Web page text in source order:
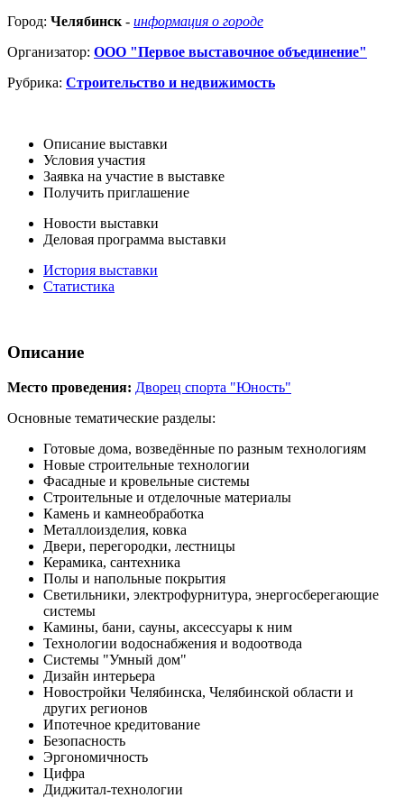
Город: Челябинск - информация о городе
Организатор: ООО "Первое выставочное объединение"
Рубрика: Строительство и недвижимость
Описание выставки
Условия участия
Заявка на участие в выставке
Получить приглашение
Новости выставки
Деловая программа выставки
История выставки
Статистика
Описание
Место проведения: Дворец спорта "Юность"
Основные тематические разделы:
Готовые дома, возведённые по разным технологиям
Новые строительные технологии
Фасадные и кровельные системы
Строительные и отделочные материалы
Камень и камнеобработка
Металлоизделия, ковка
Двери, перегородки, лестницы
Керамика, сантехника
Полы и напольные покрытия
Светильники, электрофурнитура, энергосберегающие
системы
Камины, бани, сауны, аксессуары к ним
Технологии водоснабжения и водоотвода
Системы "Умный дом"
Дизайн интерьера
Новостройки Челябинска, Челябинской области и
других регионов
Ипотечное кредитование
Безопасность
Эргономичность
Цифра
Диджитал-технологии